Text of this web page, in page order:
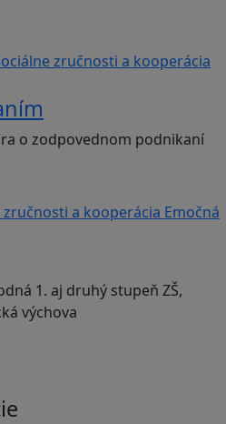
zručnosti a kooperácia
o zodpovednom podnikaní
zručnosti a kooperácia Emočná
1. aj druhý stupeň ZŠ,
výchova